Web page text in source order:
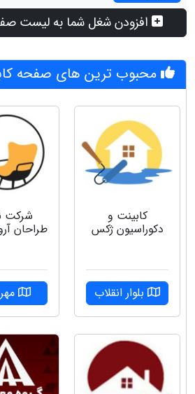
افزودن شغل شما به لیست
محبوب ترین های صفحه
کابینت و
دکوراسیون ژکس
بلوار انقلاب
شرکت
طراحان